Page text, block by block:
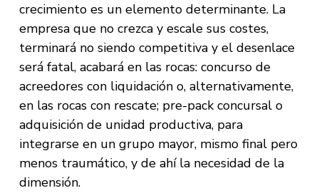
crecimiento es un elemento determinante. La
empresa que no crezca y escale sus costes,
terminará no siendo competitiva y el desenlace
será fatal, acabará en las rocas: concurso de
acreedores con liquidación o, alternativamente,
en las rocas con rescate; pre-pack concursal o
adquisición de unidad productiva, para
integrarse en un grupo mayor, mismo final pero
menos traumático, y de ahí la necesidad de la
dimensión.